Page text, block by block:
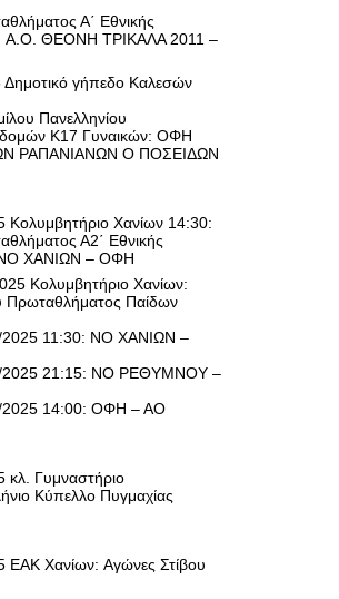
Α΄ Εθνικής
Α.Ο. ΘΕΟΝΗ ΤΡΙΚΑΛΑ 2011 –
γήπεδο Καλεσών
Πανελληνίου
Κ17 Γυναικών: ΟΦΗ
ΡΑΠΑΝΙΑΝΩΝ Ο ΠΟΣΕΙΔΩΝ
Κολυμβητήριο Χανίων 14:30:
Α2΄ Εθνικής
ΝΟ ΧΑΝΙΩΝ – ΟΦΗ
Κολυμβητήριο Χανίων:
Πρωταθλήματος Παίδων
2025 11:30: ΝΟ ΧΑΝΙΩΝ –
2025 21:15: ΝΟ ΡΕΘΥΜΝΟΥ –
2025 14:00: ΟΦΗ – ΑΟ
κλ. Γυμναστήριο
Κύπελλο Πυγμαχίας
ΕΑΚ Χανίων: Αγώνες Στίβου